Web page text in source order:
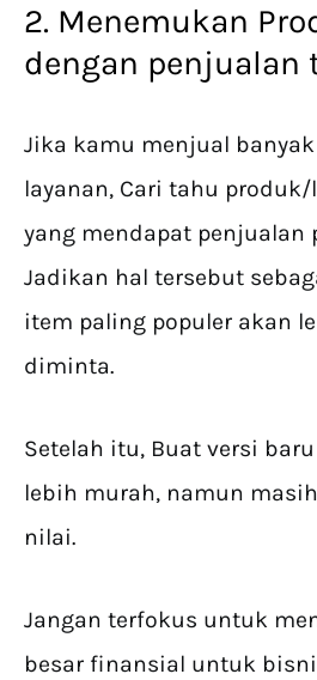
2. Menemukan
dengan penjualan
Jika kamu menjual
layanan, Cari tahu
yang mendapat penjualan
Jadikan hal tersebut
item paling populer akan
diminta.
Setelah itu, Buat versi
lebih murah, namun
nilai.
Jangan terfokus untuk
besar finansial untuk